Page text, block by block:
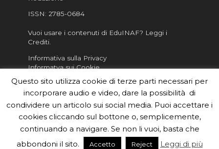
ISSN: 2785-0684
Vuoi usare i contenuti di EduINAF? Leggi i
Crediti.
Informativa sulla Privacy
Informatva sui Cookie
Per la rubrica de l'Astronomo risponde, per
inviarci le tue foto o i tuoi contributi, scrivici a
redazione.edu [chiocciola] inaf.it oppurecompila
il form
Sei un insegnante? Scarica la nostra brochureda
distribuire nella tua scuola e…
Questo sito utilizza cookie di terze parti necessari per
incorporare audio e video, dare la possibilità di
condividere un articolo sui social media. Puoi accettare i
cookies cliccando sul bottone o, semplicemente,
continuando a navigare. Se non li vuoi, basta che
abbondoni il sito.
Accetto Reject Leggi di più